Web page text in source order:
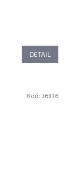
DETAIL
Kód: 36816